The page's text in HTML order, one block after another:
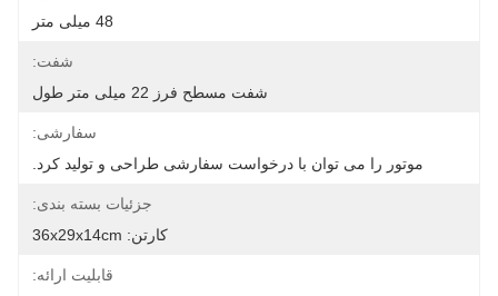
48 میلی متر
شفت:
شفت مسطح فرز 22 میلی متر طول
سفارشی:
موتور را می توان با درخواست سفارشی طراحی و تولید کرد.
جزئیات بسته بندی:
کارتن: 36x29x14cm
قابلیت ارائه: